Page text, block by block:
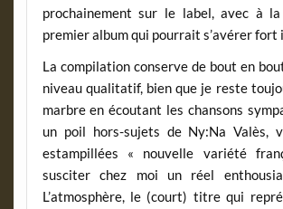
prochainement sur le label, avec à
premier album qui pourrait s’avérer fort
La compilation conserve de bout en
niveau qualitatif, bien que je reste
marbre en écoutant les chansons
un poil hors-sujets de Ny:Na Valès,
estampillées « nouvelle variété
susciter chez moi un réel
L’atmosphère, le (court) titre qui